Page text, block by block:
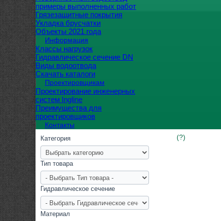
примеры выполненных работ
Грязезащитные покрытия
Укладка брусчатки
Объекты 2021 года
Информация
Классы нагрузок
Гидравлическое сечение DN
Виды водоотвода
Скачать каталоги
Проектировщикам
Проектирование инженерных
систем Ingline
Преимущества для
проектировщиков
Контакты
(?)
Категория
Тип товара
Гидравлическое сечение
Материал